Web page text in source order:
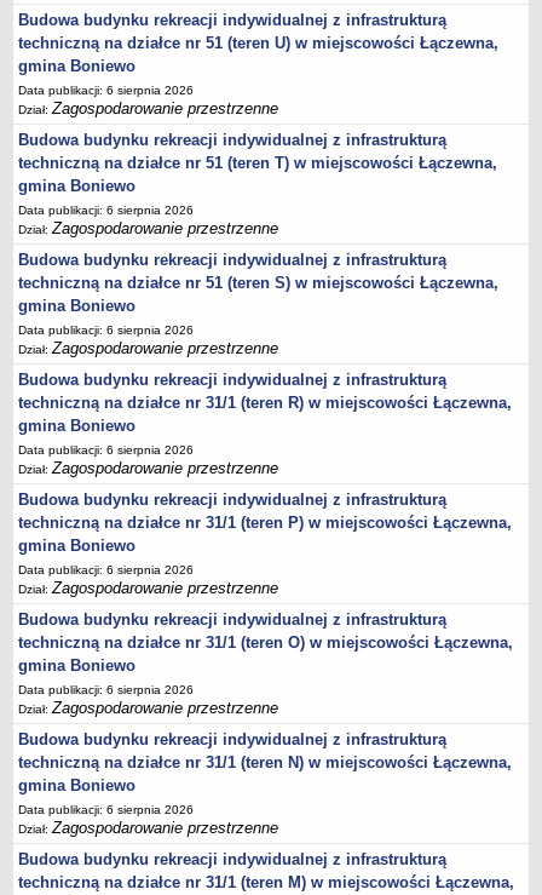
Plan postępowań w 2021 roku
Plan postępowań o udzielenie zamówień w 2020 roku
Plan postępowań o udzielenie zamówień w 2018 roku
Plan postępowań o udzielenie zamówień w 2017 roku
Dług publiczny, Pomoc publiczna
Realizacja inwestycji
przetargi
Konkursy
elektronizacja zamówień publicznych
zamówienia do 170 000 PLN
PRAWO LOKALNE
Statut
Uchwały
Projekty uchwał
Zarządzenia
Protokoły
Opłaty i podatki
Zagospodarowanie przestrzenne
Obwieszczenia,Zawiadomienia, sprawozdania ochrony środowiska
Decyzje o środowiskowych uwarunkowaniach
REWITALIZACJA GMINY BONIEWO
PPWOW
Aktualności
konkursy
Podręcznik PPWOW
Plan działania
Strategia Rozwiązywania Problemów Społecznych
Lista osób kluczowych
Budowa budynku rekreacji indywidualnej z infrastrukturą
techniczną na działce nr 51 (teren U) w miejscowości Łączewna,
gmina Boniewo
Data publikacji: 6 sierpnia 2026
Dział:Zagospodarowanie przestrzenne
Budowa budynku rekreacji indywidualnej z infrastrukturą
techniczną na działce nr 51 (teren T) w miejscowości Łączewna,
gmina Boniewo
Data publikacji: 6 sierpnia 2026
Dział:Zagospodarowanie przestrzenne
Budowa budynku rekreacji indywidualnej z infrastrukturą
techniczną na działce nr 51 (teren S) w miejscowości Łączewna,
gmina Boniewo
Data publikacji: 6 sierpnia 2026
Dział:Zagospodarowanie przestrzenne
Budowa budynku rekreacji indywidualnej z infrastrukturą
techniczną na działce nr 31/1 (teren R) w miejscowości Łączewna,
gmina Boniewo
Data publikacji: 6 sierpnia 2026
Dział:Zagospodarowanie przestrzenne
Budowa budynku rekreacji indywidualnej z infrastrukturą
techniczną na działce nr 31/1 (teren P) w miejscowości Łączewna,
gmina Boniewo
Data publikacji: 6 sierpnia 2026
Dział:Zagospodarowanie przestrzenne
Budowa budynku rekreacji indywidualnej z infrastrukturą
techniczną na działce nr 31/1 (teren O) w miejscowości Łączewna,
gmina Boniewo
Data publikacji: 6 sierpnia 2026
Dział:Zagospodarowanie przestrzenne
Budowa budynku rekreacji indywidualnej z infrastrukturą
techniczną na działce nr 31/1 (teren N) w miejscowości Łączewna,
gmina Boniewo
Data publikacji: 6 sierpnia 2026
Dział:Zagospodarowanie przestrzenne
Budowa budynku rekreacji indywidualnej z infrastrukturą
techniczną na działce nr 31/1 (teren M) w miejscowości Łączewna,